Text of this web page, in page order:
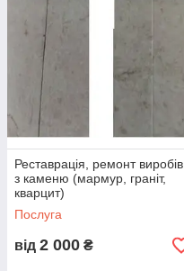
Реставрація, ремонт виробів
з каменю (мармур, граніт,
кварцит)
Послуга
від 2 000 ₴